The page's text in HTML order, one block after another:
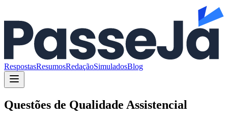
RespostasResumosRedaçãoSimuladosBlog
Questões de Qualidade Assistencial